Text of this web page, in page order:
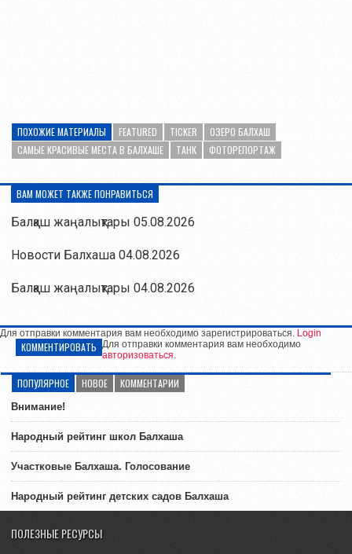
ПОХОЖИЕ МАТЕРИАЛЫ FEATURED TICKER
ОЗЕРО БАЛХАШ
САМЫЕ КРАСИВЫЕ МЕСТА В БАЛХАШЕ
ТАНК ФОТОРЕПОРТАЖ
ВАМ МОЖЕТ ТАКЖЕ ПОНРАВИТЬСЯ
Балқаш жаңалықтары 05.08.2026
Новости Балхаша 04.08.2026
Балқаш жаңалықтары 04.08.2026
Для отправки комментария вам необходимо зарегистрироваться. Login
КОММЕНТИРОВАТЬ Для отправки комментария вам необходимо
авторизоваться.
ПОПУЛЯРНОЕ НОВОЕ КОММЕНТАРИИ
Внимание!
Народный рейтинг школ Балхаша
Участковые Балхаша. Голосование
Народный рейтинг детских садов Балхаша
ПОЛЕЗНЫЕ РЕСУРСЫ